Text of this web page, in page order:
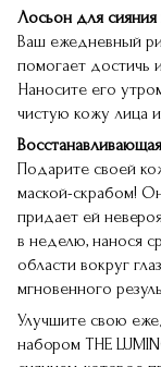
Лосьон для сияния
Ваш ежедневный
помогает достичь
Наносите его
чистую кожу лица
Подарите своей
маской-скрабом!
придает ей
в неделю, нанося
области вокруг
мгновенного
Улучшите свою
набором THE